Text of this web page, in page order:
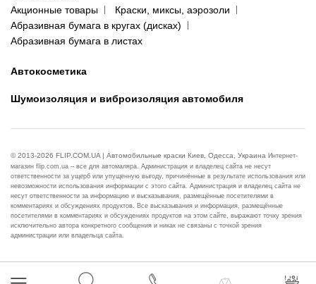
Акционные товары
Краски, миксы, аэрозоли
Абразивная бумага в кругах (дисках)
Абразивная бумага в листах
Автокосметика
Шумоизоляция и виброизоляция автомобиля
© 2013-2026 FLIP.COM.UA | Автомобильные краски Киев, Одесса, Украина Интернет-
магазин flip.com.ua – все для автомаляра. Администрация и владелец сайта не несут
ответственности за ущерб или упущенную выгоду, причинённые в результате использования или
невозможности использования информации с этого сайта. Администрация и владелец сайта не
несут ответственности за информацию и высказывания, размещённые посетителями в
комментариях и обсуждениях продуктов. Все высказывания и информация, размещённые
посетителями в комментариях и обсуждениях продуктов на этом сайте, выражают точку зрения
исключительно автора конкретного сообщения и никак не связаны с точкой зрения
администрации или владельца сайта.